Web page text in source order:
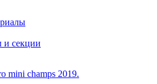
секции
mini champs 2019.